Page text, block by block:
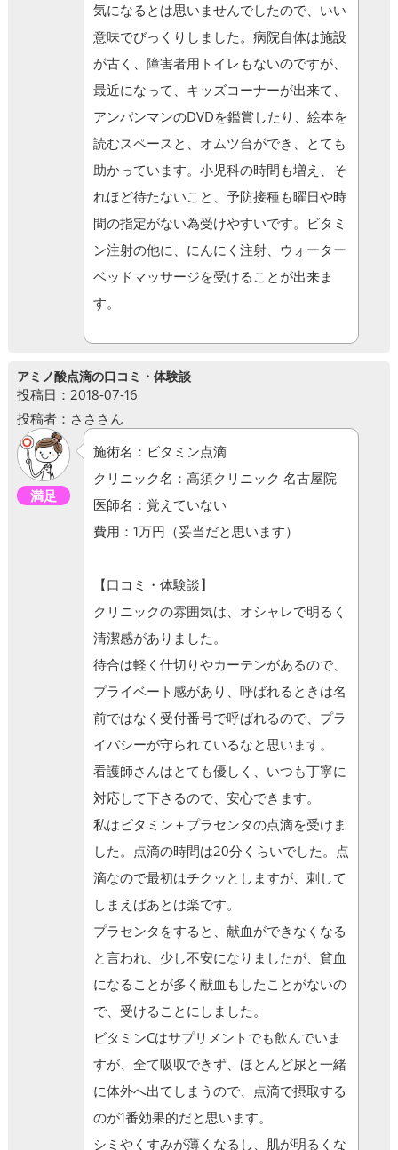
気になるとは思いませんでしたので、いい
意味でびっくりしました。病院自体は施設
が古く、障害者用トイレもないのですが、
最近になって、キッズコーナーが出来て、
アンパンマンのDVDを鑑賞したり、絵本を
読むスペースと、オムツ台ができ、とても
助かっています。小児科の時間も増え、そ
れほど待たないこと、予防接種も曜日や時
間の指定がない為受けやすいです。ビタミ
ン注射の他に、にんにく注射、ウォーター
ベッドマッサージを受けることが出来ま
す。
アミノ酸点滴の口コミ・体験談
投稿日：2018-07-16
投稿者：さささん
満足
施術名：ビタミン点滴
クリニック名：高須クリニック 名古屋院
医師名：覚えていない
費用：1万円（妥当だと思います）
【口コミ・体験談】
クリニックの雰囲気は、オシャレで明るく
清潔感がありました。
待合は軽く仕切りやカーテンがあるので、
プライベート感があり、呼ばれるときは名
前ではなく受付番号で呼ばれるので、プラ
イバシーが守られているなと思います。
看護師さんはとても優しく、いつも丁寧に
対応して下さるので、安心できます。
私はビタミン＋プラセンタの点滴を受けま
した。点滴の時間は20分くらいでした。点
滴なので最初はチクッとしますが、刺して
しまえばあとは楽です。
プラセンタをすると、献血ができなくなる
と言われ、少し不安になりましたが、貧血
になることが多く献血もしたことがないの
で、受けることにしました。
ビタミンCはサプリメントでも飲んでいま
すが、全て吸収できず、ほとんど尿と一緒
に体外へ出てしまうので、点滴で摂取する
のが1番効果的だと思います。
シミやくすみが薄くなるし、肌が明るくな